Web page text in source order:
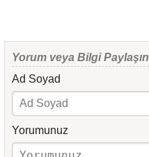
Yorum veya Bilgi Paylaşın
Ad Soyad
Yorumunuz